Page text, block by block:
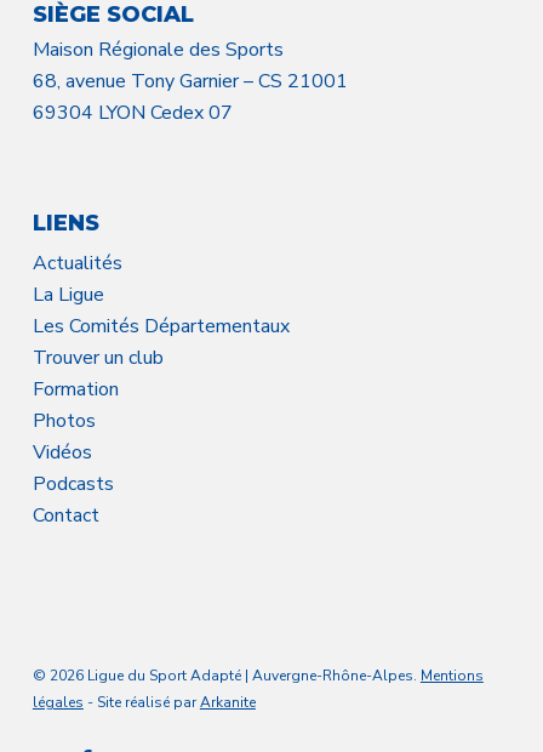
SIÈGE SOCIAL
Maison Régionale des Sports
68, avenue Tony Garnier – CS 21001
69304 LYON Cedex 07
LIENS
Actualités
La Ligue
Les Comités Départementaux
Trouver un club
Formation
Photos
Vidéos
Podcasts
Contact
© 2026 Ligue du Sport Adapté | Auvergne-Rhône-Alpes. Mentions
légales - Site réalisé parArkanite